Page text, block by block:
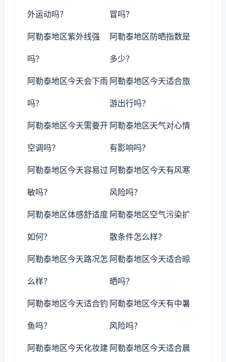
外运动吗？ 冒吗？
阿勒泰地区紫外线强
吗？
阿勒泰地区防晒指数是
多少？
阿勒泰地区今天会下雨
吗？
阿勒泰地区今天适合旅
游出行吗？
阿勒泰地区今天需要开
空调吗？
阿勒泰地区天气对心情
有影响吗？
阿勒泰地区今天容易过
敏吗？
阿勒泰地区今天有风寒
风险吗？
阿勒泰地区体感舒适度
如何？
阿勒泰地区空气污染扩
散条件怎么样？
阿勒泰地区今天路况怎
么样？
阿勒泰地区今天适合晾
晒吗？
阿勒泰地区今天适合钓
鱼吗？
阿勒泰地区今天有中暑
风险吗？
阿勒泰地区今天化妆建 阿勒泰地区今天适合晨